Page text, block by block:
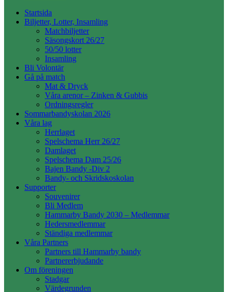
Startsida
Biljetter, Lotter, Insamling
Matchbiljetter
Säsongskort 26/27
50/50 lotter
Insamling
Bli Volontär
Gå på match
Mat & Dryck
Våra arenor – Zinken & Gubbis
Ordningsregler
Sommarbandyskolan 2026
Våra lag
Herrlaget
Spelschema Herr 26/27
Damlaget
Spelschema Dam 25/26
Bajen Bandy -Div 2
Bandy- och Skridskoskolan
Supporter
Souvenirer
Bli Medlem
Hammarby Bandy 2030 – Medlemmar
Hedersmedlemmar
Ständiga medlemmar
Våra Partners
Partners till Hammarby bandy
Partnererbjudande
Om föreningen
Stadgar
Värdegrunden